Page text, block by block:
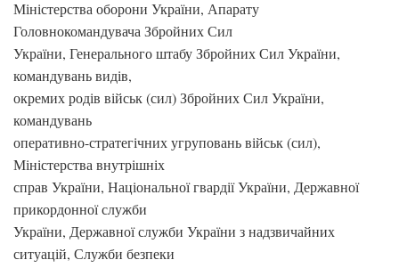
Міністерства оборони України, Апарату
Головнокомандувача Збройних Сил
України, Генерального штабу Збройних Сил України,
командувань видів,
окремих родів військ (сил) Збройних Сил України,
командувань
оперативно-стратегічних угруповань військ (сил),
Міністерства внутрішніх
справ України, Національної гвардії України, Державної
прикордонної служби
України, Державної служби України з надзвичайних
ситуацій, Служби безпеки